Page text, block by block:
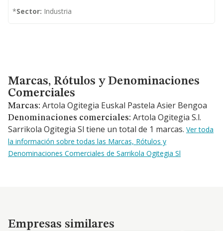
*Sector: Industria
Marcas, Rótulos y Denominaciones Comerciales
Marcas, Rótulos y Denominaciones
Comerciales
Marcas: Artola Ogitegia Euskal Pastela Asier Bengoa
Denominaciones comerciales: Artola Ogitegia S.l.
Sarrikola Ogitegia Sl tiene un total de 1 marcas. Ver toda
la información sobre todas las Marcas, Rótulos y
Denominaciones Comerciales de Sarrikola Ogitegia Sl
Empresas similares
Empresas similares